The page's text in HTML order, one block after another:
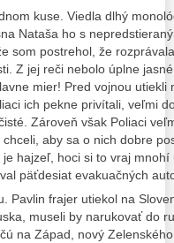
kuse. Viedla dlhý
Nataša ho s
som postrehol, že
Z jej reči nebolo úplne
mier! Pred vojnou
ich pekne privítali, veľmi
Zároveň však Poliaci
aby sa o nich dobre
hajzeľ, hoci si to vraj
päťdesiat evakuačných
Pavlin frajer utiekol na
museli by narukovať do
na Západ, nový